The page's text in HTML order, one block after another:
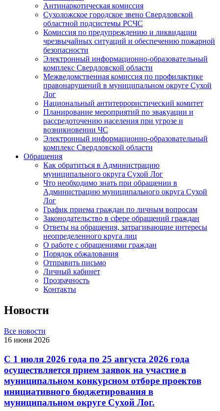
Антинаркотическая комиссия
Сухоложское городское звено Свердловской
областной подсистемы РСЧС
Комиссия по предупреждению и ликвидации
чрезвычайных ситуаций и обеспечению пожарной
безопасности
Электронный информационно-образовательный
комплекс Cвердловской области
Межведомственная комиссия по профилактике
правонарушений в муниципальном округе Сухой
Лог
Национальный антитеррористический комитет
Планирование мероприятий по эвакуации и
рассредоточению населения при угрозе и
возникновении ЧС
Электронный информационно-образовательный
комплекс Свердловской области
Обращения
Как обратиться в Администрацию
муниципального округа Сухой Лог
Что необходимо знать при обращении в
Администрацию муниципального округа Сухой
Лог
График приема граждан по личным вопросам
Законодательство в сфере обращений граждан
Ответы на обращения, затрагивающие интересы
неопределенного круга лиц
О работе с обращениями граждан
Порядок обжалования
Отправить письмо
Личный кабинет
Прозрачность
Контакты
Новости
Все новости
16 июня 2026
С 1 июля 2026 года по 25 августа 2026 года
осуществляется прием заявок на участие в
муниципальном конкурсном отборе проектов
инициативного бюджетирования в
муниципальном округе Сухой Лог.